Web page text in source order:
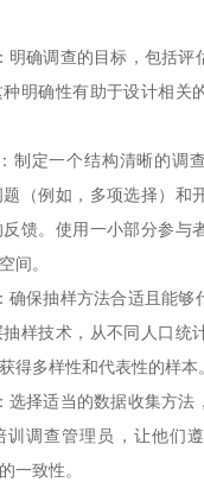
明确调查的目标，包括评
明确性有助于设计相关
制定一个结构清晰的调
（例如，多项选择）和
馈。使用一小部分参与
间。
确保抽样方法合适且能够
样技术，从不同人口统
得多样性和代表性的样本
选择适当的数据收集方法
训调查管理员，让他们
一致性。